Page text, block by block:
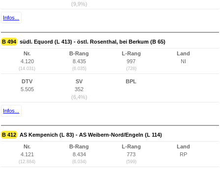
(9,9%)
Infos...
B 494 südl. Equord (L 413) - östl. Rosenthal, bei Berkum (B 65)
Nr.
4.120
(14.031)
B-Rang
8.435
(6.035)
L-Rang
997
(728)
Land
NI
DTV
5.505
SV
352
(6,4%)
BPL
Infos...
B 412 AS Kempenich (L 83) - AS Weibern-Nord/Engeln (L 114)
Nr.
4.121
(12.884)
B-Rang
8.434
(6.034)
L-Rang
773
(599)
Land
RP